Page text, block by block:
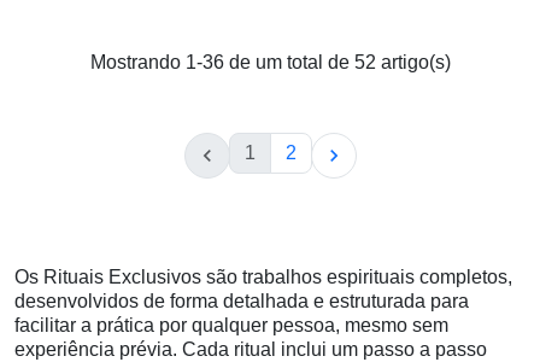
Mostrando 1-36 de um total de 52 artigo(s)
 1 2 
Os Rituais Exclusivos são trabalhos espirituais completos,
desenvolvidos de forma detalhada e estruturada para
facilitar a prática por qualquer pessoa, mesmo sem
experiência prévia. Cada ritual inclui um passo a passo